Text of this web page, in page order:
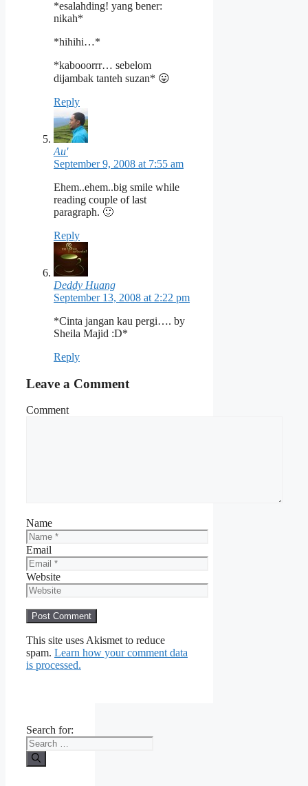
*esalahding! yang bener:
nikah*
*hihihi…*
*kabooorrr… sebelom
dijambak tanteh suzan* 😛
Reply
Au'
September 9, 2008 at 7:55 am
Ehem..ehem..big smile while
reading couple of last
paragraph. 🙂
Reply
Deddy Huang
September 13, 2008 at 2:22 pm
*Cinta jangan kau pergi…. by
Sheila Majid :D*
Reply
Leave a Comment
Comment
Name
Email
Website
This site uses Akismet to reduce
spam. Learn how your comment data
is processed.
Search for: